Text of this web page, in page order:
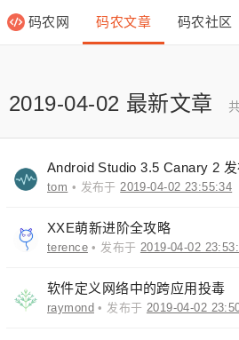
码农网 码农文章 码农社区
2019-04-02 最新文章
Android Studio 3.5 Canary 2
tom • 发布于2019-04-02 23:55:34
XXE萌新进阶全攻略
terence • 发布于 2019-04-02
软件定义网络中的跨应用投毒
raymond • 发布于 2019-04-02